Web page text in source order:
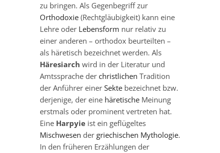
zu bringen. Als Gegenbegriff zur
Orthodoxie(Rechtgläubigkeit) kann eine
Lehre oder Lebensform nur relativ zu
einer anderen – orthodox beurteilten –
als häretisch bezeichnet werden. Als
Häresiarch wird in der Literatur und
Amtssprache der christlichen Tradition
der Anführer einer Sektebezeichnet bzw.
derjenige, der eine häretischeMeinung
erstmals oder prominent vertreten hat.
Eine Harpyieist ein geflügeltes
Mischwesen der griechischen Mythologie.
In den früheren Erzählungen der